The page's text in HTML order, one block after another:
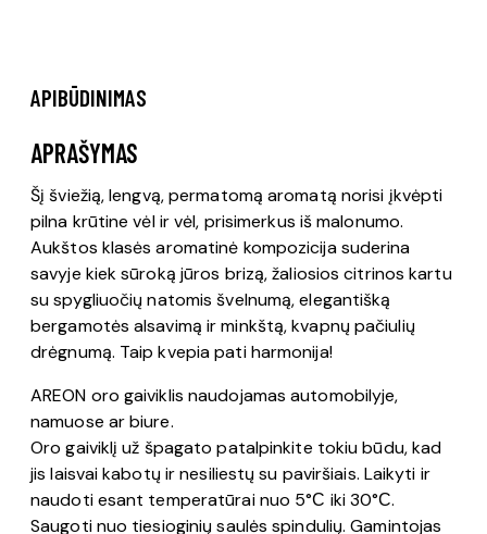
APIBŪDINIMAS
APRAŠYMAS
Šį šviežią, lengvą, permatomą aromatą norisi įkvėpti
pilna krūtine vėl ir vėl, prisimerkus iš malonumo.
Aukštos klasės aromatinė kompozicija suderina
savyje kiek sūroką jūros brizą, žaliosios citrinos kartu
su spygliuočių natomis švelnumą, elegantišką
bergamotės alsavimą ir minkštą, kvapnų pačiulių
drėgnumą. Taip kvepia pati harmonija!
AREON oro gaiviklis naudojamas automobilyje,
namuose ar biure.
Oro gaiviklį už špagato patalpinkite tokiu būdu, kad
jis laisvai kabotų ir nesiliestų su paviršiais. Laikyti ir
naudoti esant temperatūrai nuo 5°С iki 30°С.
Saugoti nuo tiesioginių saulės spindulių. Gamintojas